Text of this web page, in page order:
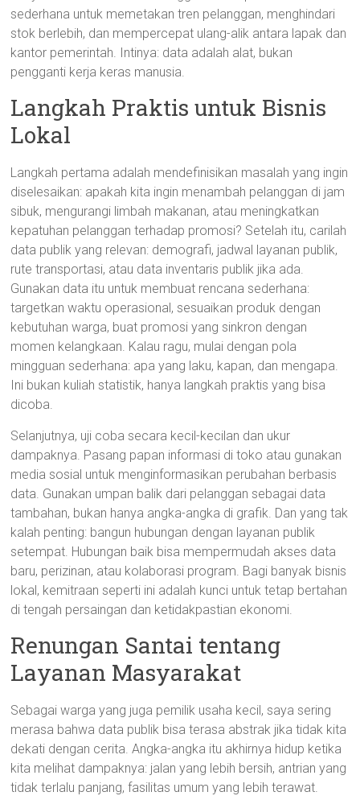
sederhana untuk memetakan tren pelanggan, menghindari
stok berlebih, dan mempercepat ulang-alik antara lapak dan
kantor pemerintah. Intinya: data adalah alat, bukan
pengganti kerja keras manusia.
Langkah Praktis untuk Bisnis
Lokal
Langkah pertama adalah mendefinisikan masalah yang ingin
diselesaikan: apakah kita ingin menambah pelanggan di jam
sibuk, mengurangi limbah makanan, atau meningkatkan
kepatuhan pelanggan terhadap promosi? Setelah itu, carilah
data publik yang relevan: demografi, jadwal layanan publik,
rute transportasi, atau data inventaris publik jika ada.
Gunakan data itu untuk membuat rencana sederhana:
targetkan waktu operasional, sesuaikan produk dengan
kebutuhan warga, buat promosi yang sinkron dengan
momen kelangkaan. Kalau ragu, mulai dengan pola
mingguan sederhana: apa yang laku, kapan, dan mengapa.
Ini bukan kuliah statistik, hanya langkah praktis yang bisa
dicoba.
Selanjutnya, uji coba secara kecil-kecilan dan ukur
dampaknya. Pasang papan informasi di toko atau gunakan
media sosial untuk menginformasikan perubahan berbasis
data. Gunakan umpan balik dari pelanggan sebagai data
tambahan, bukan hanya angka-angka di grafik. Dan yang tak
kalah penting: bangun hubungan dengan layanan publik
setempat. Hubungan baik bisa mempermudah akses data
baru, perizinan, atau kolaborasi program. Bagi banyak bisnis
lokal, kemitraan seperti ini adalah kunci untuk tetap bertahan
di tengah persaingan dan ketidakpastian ekonomi.
Renungan Santai tentang
Layanan Masyarakat
Sebagai warga yang juga pemilik usaha kecil, saya sering
merasa bahwa data publik bisa terasa abstrak jika tidak kita
dekati dengan cerita. Angka-angka itu akhirnya hidup ketika
kita melihat dampaknya: jalan yang lebih bersih, antrian yang
tidak terlalu panjang, fasilitas umum yang lebih terawat.